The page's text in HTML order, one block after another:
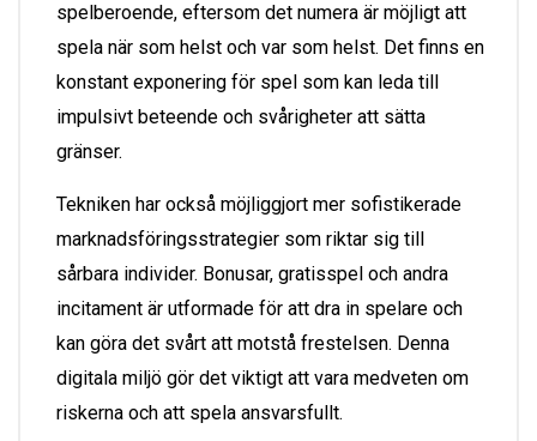
spelberoende, eftersom det numera är möjligt att
spela när som helst och var som helst. Det finns en
konstant exponering för spel som kan leda till
impulsivt beteende och svårigheter att sätta
gränser.
Tekniken har också möjliggjort mer sofistikerade
marknadsföringsstrategier som riktar sig till
sårbara individer. Bonusar, gratisspel och andra
incitament är utformade för att dra in spelare och
kan göra det svårt att motstå frestelsen. Denna
digitala miljö gör det viktigt att vara medveten om
riskerna och att spela ansvarsfullt.